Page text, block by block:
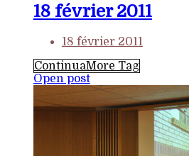
18 février 2011
18 février 2011
ContinuaMore Tag
Open post